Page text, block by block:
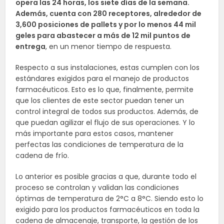
opera las 24 horas, los siete días de la semana.
Además, cuenta con 280 receptores, alrededor de
3,600 posiciones de pallets y por lo menos 44 mil
geles para abastecer a más de 12 mil puntos de
entrega, en un menor tiempo de respuesta.
Respecto a sus instalaciones, estas cumplen con los
estándares exigidos para el manejo de productos
farmacéuticos. Esto es lo que, finalmente, permite
que los clientes de este sector puedan tener un
control integral de todos sus productos. Además, de
que puedan agilizar el flujo de sus operaciones. Y lo
más importante para estos casos, mantener
perfectas las condiciones de temperatura de la
cadena de frío.
Lo anterior es posible gracias a que, durante todo el
proceso se controlan y validan las condiciones
óptimas de temperatura de 2°C a 8°C. Siendo esto lo
exigido para los productos farmacéuticos en toda la
cadena de almacenaje, transporte, la gestión de los